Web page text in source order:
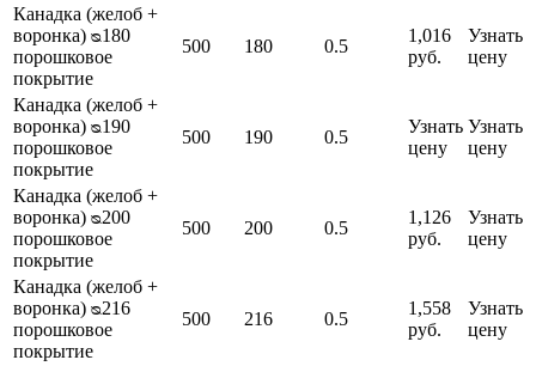
Канадка (желоб +
воронка) ᴓ180
порошковое
покрытие
500 180 0.5
1,016
руб.
Узнать
цену
Канадка (желоб +
воронка) ᴓ190
порошковое
покрытие
500 190 0.5
Узнать
цену
Узнать
цену
Канадка (желоб +
воронка) ᴓ200
порошковое
покрытие
500 200 0.5
1,126
руб.
Узнать
цену
Канадка (желоб +
воронка) ᴓ216
порошковое
покрытие
500 216 0.5
1,558
руб.
Узнать
цену